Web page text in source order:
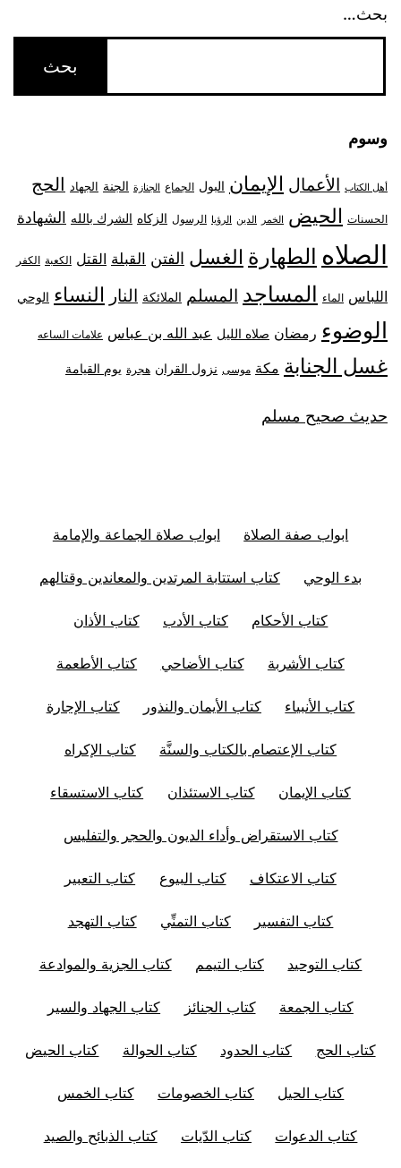
بحث…
وسوم
أهل الكتاب الأعمال الإيمان البول الجماع الجنازة الجنة الجهاد الحج
الحسنات الحيض الخمر الدين الرؤيا الرسول الزكاه الشرك بالله الشهادة
الصلاه الطهارة الغسل الفتن القبلة القتل الكعبة الكفر
اللباس الماء المساجد المسلم الملائكة النار النساء الوحي
الوضوء رمضان صلاه الليل عبد الله بن عباس علامات الساعه
غسل الجنابة مكة موسى نزول القران هجرة يوم القيامة
حديث صحيح مسلم
ابواب صفة الصلاة ابواب صلاة الجماعة والإمامة
بدء الوحي كتاب استتابة المرتدين والمعاندين وقتالهم
كتاب الأحكام كتاب الأدب كتاب الأذان
كتاب الأشربة كتاب الأضاحي كتاب الأطعمة
كتاب الأنبياء كتاب الأيمان والنذور كتاب الإجارة
كتاب الإعتصام بالكتاب والسنَّة كتاب الإكراه
كتاب الإيمان كتاب الاستئذان كتاب الاستسقاء
كتاب الاستقراض وأداء الديون والحجر والتفليس
كتاب الاعتكاف كتاب البيوع كتاب التعبير
كتاب التفسير كتاب التمنِّي كتاب التهجد
كتاب التوحيد كتاب التيمم كتاب الجزية والموادعة
كتاب الجمعة كتاب الجنائز كتاب الجهاد والسير
كتاب الحج كتاب الحدود كتاب الحوالة كتاب الحيض
كتاب الحيل كتاب الخصومات كتاب الخمس
كتاب الدعوات كتاب الدّيات كتاب الذبائح والصيد